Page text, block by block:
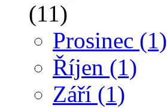
(11)
Prosinec (1)
Říjen (1)
Září (1)